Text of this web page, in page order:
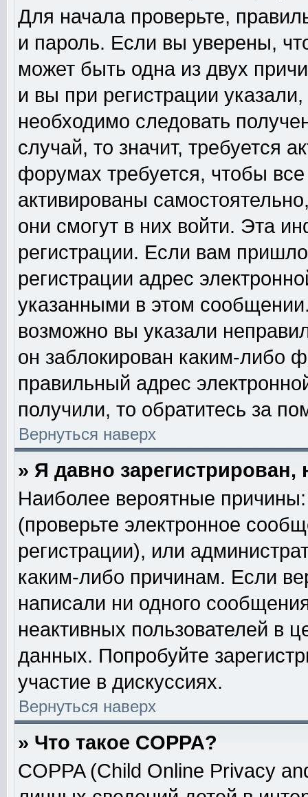
Для начала проверьте,
и пароль. Если вы уверены,
может быть одна из двух
и вы при регистрации
необходимо следовать
случай, то значит, требуется
форумах требуется, чтобы
активированы
они смогут в них войти. Эта
регистрации. Если вам
регистрации адрес
указанными в этом
возможно вы указали
он заблокирован каким-либо
правильный адрес
получили, то обратитесь за
Вернуться наверх
» Я давно
Наиболее вероятные
(проверьте электронное
регистрации), или
каким-либо причинам. Если
написали ни одного
неактивных пользователей в
данных. Попробуйте
участие в дискуссиях.
Вернуться наверх
» Что такое COPPA?
COPPA (Child Online Privacy